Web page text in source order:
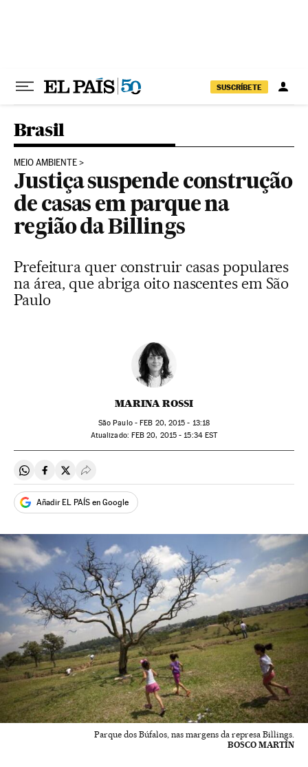
SUSCRÍBETE
Brasil
MEIO AMBIENTE
Justiça suspende construção
de casas em parque na
região da Billings
Prefeitura quer construir casas populares
na área, que abriga oito nascentes em São
Paulo
MARINA ROSSI
São Paulo -FEB 20, 2015 - 13:18
atualizado: FEB 20, 2015 - 15:34EST
Compartir en Whatsapp
Compartir en Facebook
Compartir en Twitter
Desplegar Redes Sociales
Añadir EL PAÍS en Google
Parque dos Búfalos, nas margens da represa Billings.
BOSCO MARTÍN